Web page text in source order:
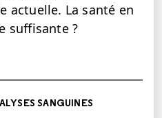
actuelle. La santé en
suffisante ?
SANGUINES